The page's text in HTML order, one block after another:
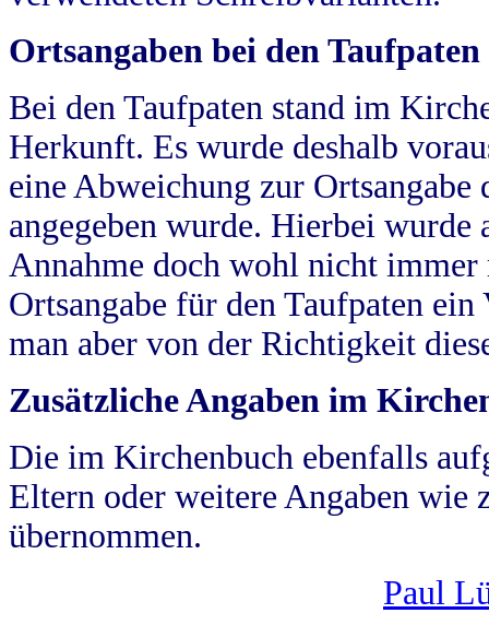
Ortsangaben bei den Taufpaten
Bei den Taufpaten stand im
Herkunft. Es wurde deshalb
eine Abweichung zur
angegeben wurde. Hierbei wurde
Annahme doch wohl nicht
Ortsangabe für den Taufpaten
man aber von der Richtigkeit
Zusätzliche Angaben im
Die im Kirchenbuch ebenfalls
Eltern oder weitere Angaben wie
übernommen.
Paul